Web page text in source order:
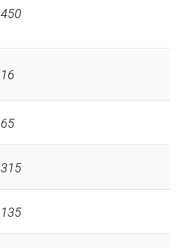
450
16
65
315
135